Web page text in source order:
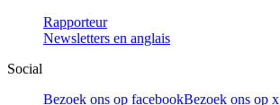
Rapporteur
Newsletters en anglais
Social
Bezoek ons op facebookBezoek ons op x